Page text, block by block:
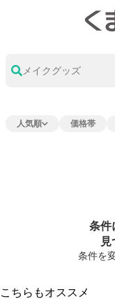
メイクグッズ
人気順 価格帯
条件
条件を
こちらもオススメ